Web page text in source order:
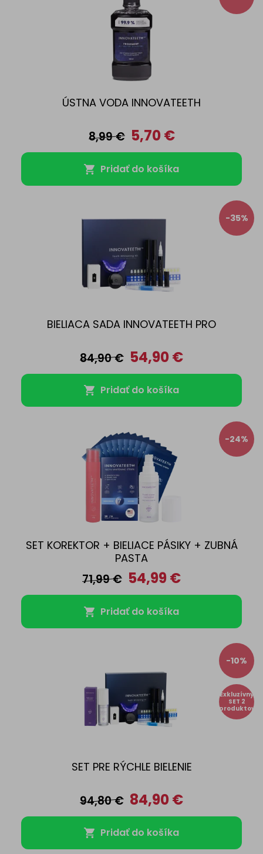
ÚSTNA VODA INNOVATEETH
8,99€ 5,70 €
Pridať do košíka
-35%
BIELIACA SADA INNOVATEETH PRO
84,90€ 54,90 €
Pridať do košíka
-24%
SET KOREKTOR + BIELIACE PÁSIKY + ZUBNÁ
PASTA
71,99€ 54,99€
Pridať do košíka
-10%
Exkluzívny
SET 2
produktov
SET PRE RÝCHLE BIELENIE
94,80€ 84,90 €
Pridať do košíka